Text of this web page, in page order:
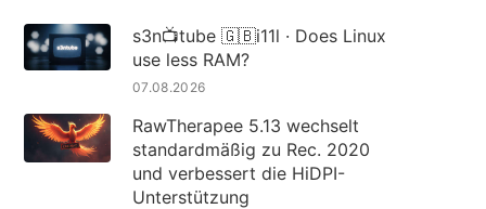
s3n📺tube 🇬🇧i11l · Does Linux
use less RAM?
07.08.2026
RawTherapee 5.13 wechselt
standardmäßig zu Rec. 2020
und verbessert die HiDPI-
Unterstützung